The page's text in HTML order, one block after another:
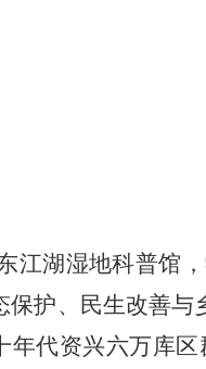
江湖湿地科普馆
保护、民生改善与
年代资兴六万库